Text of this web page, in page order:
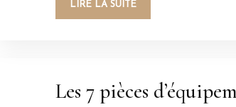
LIRE LA SUITE
Les 7 pièces